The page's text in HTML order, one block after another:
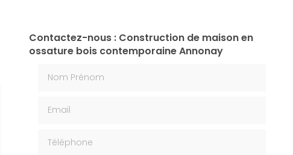
Contactez-nous : Construction de maison en
ossature bois contemporaine Annonay